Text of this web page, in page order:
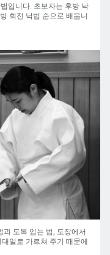
입니다. 초보자는 후방 낙
회전 낙법 순으로 배웁니
도복 입는 법, 도장에서
일로 가르쳐 주기 때문에